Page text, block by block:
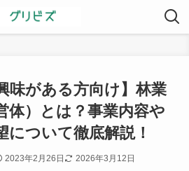
味がある方向け】林業
体）とは？事業内容や
について徹底解説！
2023年2月26日 2026年3月12日